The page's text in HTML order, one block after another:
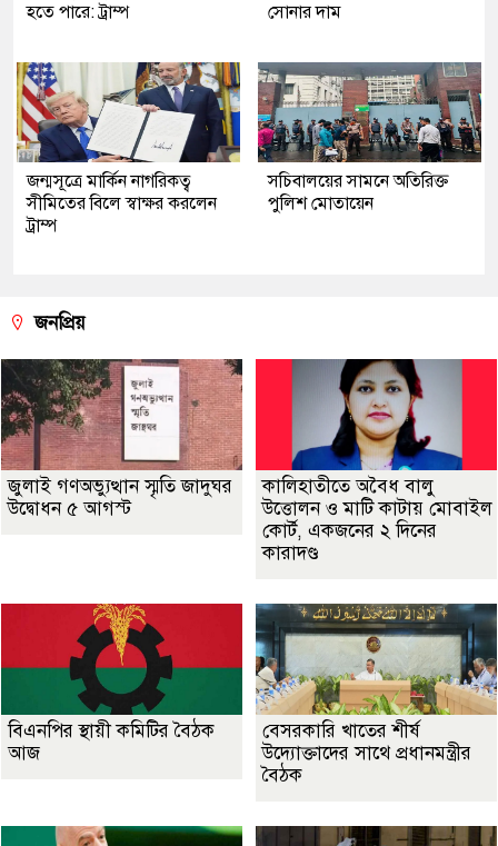
হতে পারে: ট্রাম্প
সোনার দাম
জন্মসূত্রে মার্কিন নাগরিকত্ব
সীমিতের বিলে স্বাক্ষর করলেন
ট্রাম্প
সচিবালয়ের সামনে অতিরিক্ত
পুলিশ মোতায়েন
জনপ্রিয়
জুলাই গণঅভ্যুত্থান স্মৃতি জাদুঘর
উদ্বোধন ৫ আগস্ট
কালিহাতীতে অবৈধ বালু
উত্তোলন ও মাটি কাটায় মোবাইল
কোর্ট, একজনের ২ দিনের
কারাদণ্ড
বিএনপির স্থায়ী কমিটির বৈঠক
আজ
বেসরকারি খাতের শীর্ষ
উদ্যোক্তাদের সাথে প্রধানমন্ত্রীর
বৈঠক